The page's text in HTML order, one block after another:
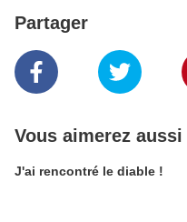
Partager
Vous aimerez aussi
J'ai rencontré le diable !